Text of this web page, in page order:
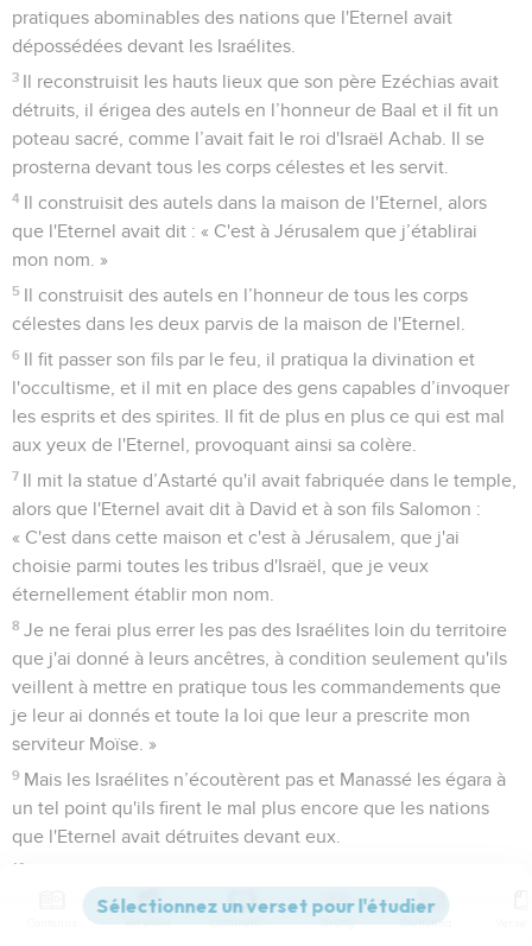
pratiques abominables des nations que l'Eternel avait
dépossédées devant les Israélites.
3 Il reconstruisit les hauts lieux que son père Ezéchias avait
détruits, il érigea des autels en l’honneur de Baal et il fit un
poteau sacré, comme l’avait fait le roi d'Israël Achab. Il se
prosterna devant tous les corps célestes et les servit.
4 Il construisit des autels dans la maison de l'Eternel, alors
que l'Eternel avait dit : « C'est à Jérusalem que j’établirai
mon nom. »
5 Il construisit des autels en l’honneur de tous les corps
célestes dans les deux parvis de la maison de l'Eternel.
6 Il fit passer son fils par le feu, il pratiqua la divination et
l'occultisme, et il mit en place des gens capables d’invoquer
les esprits et des spirites. Il fit de plus en plus ce qui est mal
aux yeux de l'Eternel, provoquant ainsi sa colère.
7 Il mit la statue d’Astarté qu'il avait fabriquée dans le temple,
alors que l'Eternel avait dit à David et à son fils Salomon :
« C'est dans cette maison et c'est à Jérusalem, que j'ai
choisie parmi toutes les tribus d'Israël, que je veux
éternellement établir mon nom.
8 Je ne ferai plus errer les pas des Israélites loin du territoire
que j'ai donné à leurs ancêtres, à condition seulement qu'ils
veillent à mettre en pratique tous les commandements que
je leur ai donnés et toute la loi que leur a prescrite mon
serviteur Moïse. »
9 Mais les Israélites n’écoutèrent pas et Manassé les égara à
un tel point qu'ils firent le mal plus encore que les nations
que l'Eternel avait détruites devant eux.
10
serviteurs les prophètes :
Versions Commentaires Strong